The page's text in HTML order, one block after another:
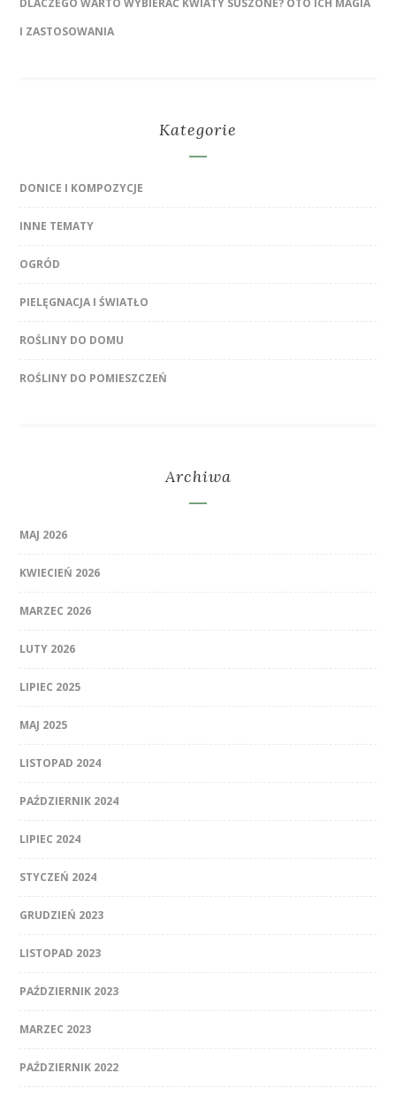
I ZASTOSOWANIA
Kategorie
DONICE I KOMPOZYCJE
INNE TEMATY
OGRÓD
PIELĘGNACJA I ŚWIATŁO
ROŚLINY DO DOMU
ROŚLINY DO POMIESZCZEŃ
Archiwa
MAJ 2026
KWIECIEŃ 2026
MARZEC 2026
LUTY 2026
LIPIEC 2025
MAJ 2025
LISTOPAD 2024
PAŹDZIERNIK 2024
LIPIEC 2024
STYCZEŃ 2024
GRUDZIEŃ 2023
LISTOPAD 2023
PAŹDZIERNIK 2023
MARZEC 2023
PAŹDZIERNIK 2022